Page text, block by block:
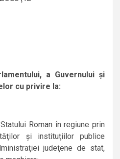
a Guvernului şi
cu privire la:
Roman în regiune prin
şi instituţiilor publice
judeţene de stat,